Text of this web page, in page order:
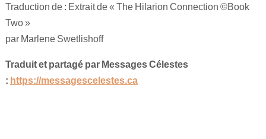
Traduction de : Extrait de « The Hilarion Connection ©Book
Two »
par Marlene Swetlishoff
Traduit et partagé par Messages Célestes
: https://messagescelestes.ca